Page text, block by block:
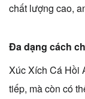
chất lượng cao,
Đa dạng cách
Xúc Xích Cá Hồi
tiếp, mà còn có